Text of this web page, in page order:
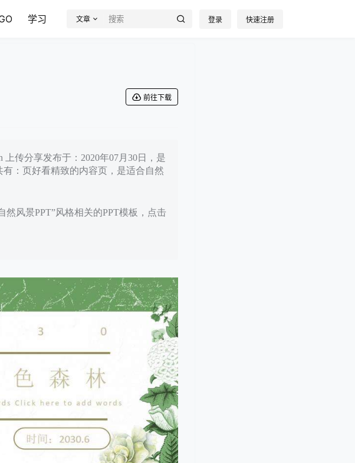
学习 文章 登录 快速注册
前往下载
上传分享发布于：2020年07月30日，是
：页好看精致的内容页，是适合自然
然风景PPT”风格相关的PPT模板，点击